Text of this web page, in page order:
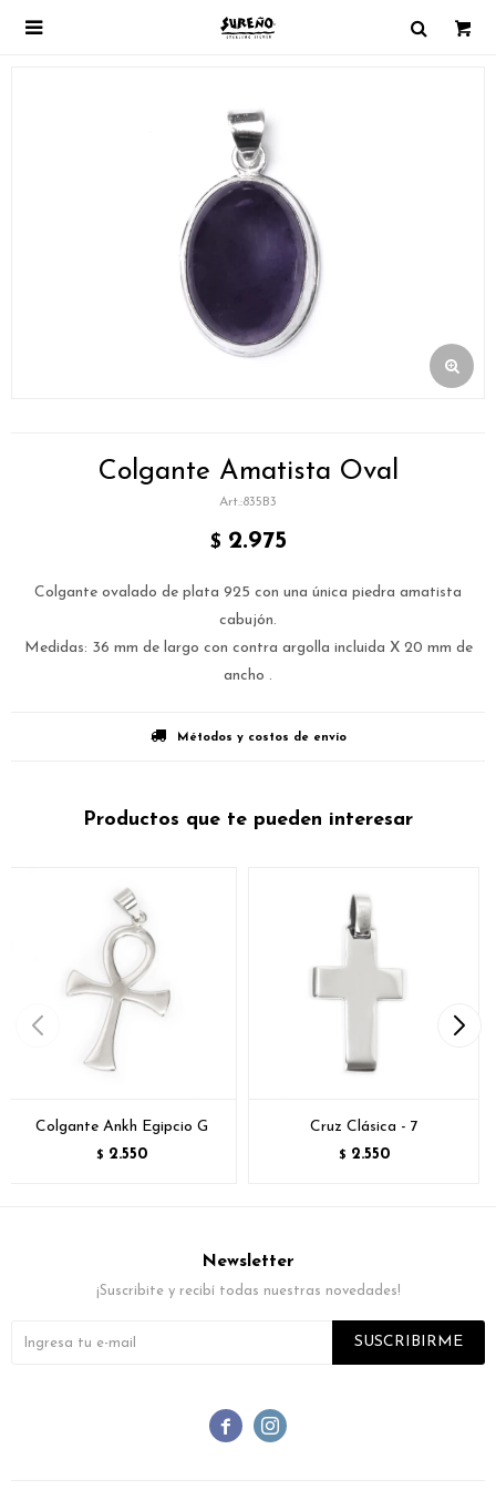

Colgante Amatista Oval
835B3
$ 2.975
Colgante ovalado de plata 925 con una única piedra amatista
cabujón.
Medidas: 36 mm de largo con contra argolla incluida X 20 mm de
ancho .
Métodos y costos de envío
Productos que te pueden interesar
Colgante Ankh Egipcio G
$ 2.550
Cruz Clásica - 7
$ 2.550
 
Newsletter
¡Suscribite y recibí todas nuestras novedades!
SUSCRIBIRME